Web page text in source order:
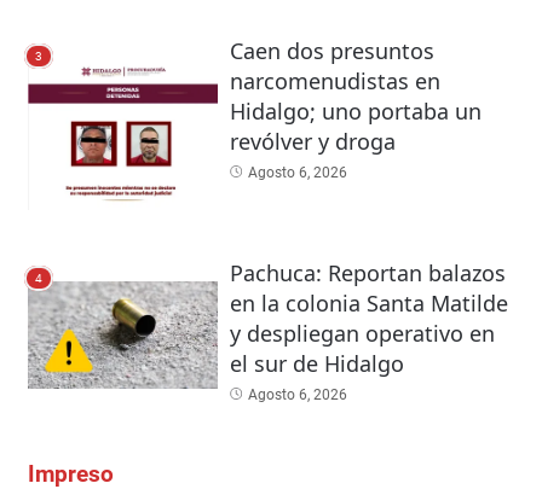
3
Caen dos presuntos
narcomenudistas en
Hidalgo; uno portaba un
revólver y droga
Agosto 6, 2026
4
Pachuca: Reportan balazos
en la colonia Santa Matilde
y despliegan operativo en
el sur de Hidalgo
Agosto 6, 2026
Impreso